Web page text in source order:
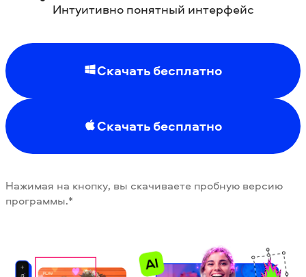
Интуитивно понятный интерфейс
Скачать бесплатно
Скачать бесплатно
Нажимая на кнопку, вы скачиваете пробную версию
программы.*